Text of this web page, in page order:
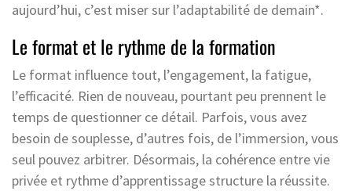
aujourd’hui, c’est miser sur l’adaptabilité de demain*.
Le format et le rythme de la formation
Le format influence tout, l’engagement, la fatigue,
l’efficacité. Rien de nouveau, pourtant peu prennent le
temps de questionner ce détail. Parfois, vous avez
besoin de souplesse, d’autres fois, de l’immersion, vous
seul pouvez arbitrer. Désormais, la cohérence entre vie
privée et rythme d’apprentissage structure la réussite.